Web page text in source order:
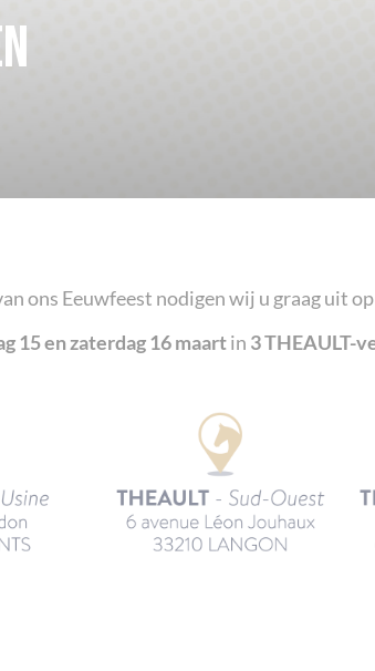
ons Eeuwfeest nodigen wij u graag uit
15 en zaterdag 16 maartin 3 THEAULT-